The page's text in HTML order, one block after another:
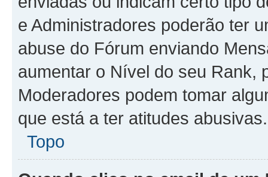
e Administradores poderão ter
abuse do Fórum enviando
aumentar o Nível do seu Rank,
Moderadores podem tomar
que está a ter atitudes abusivas.
Topo